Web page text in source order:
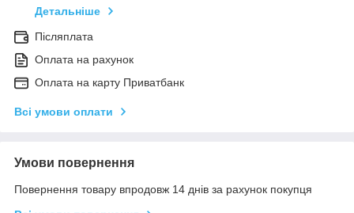
Детальніше
Післяплата
Оплата на рахунок
Оплата на карту Приватбанк
Всі умови оплати
Умови повернення
Повернення товару впродовж 14 днів за рахунок покупця